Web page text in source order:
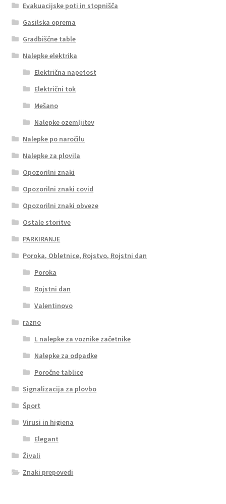
Evakuacijske poti in stopnišča
Gasilska oprema
Gradbiščne table
Nalepke elektrika
Električna napetost
Električni tok
Mešano
Nalepke ozemljitev
Nalepke po naročilu
Nalepke za plovila
Opozorilni znaki
Opozorilni znaki covid
Opozorilni znaki obveze
Ostale storitve
PARKIRANJE
Poroka, Obletnice, Rojstvo, Rojstni dan
Poroka
Rojstni dan
Valentinovo
razno
L nalepke za voznike začetnike
Nalepke za odpadke
Poročne tablice
Signalizacija za plovbo
Šport
Virusi in higiena
Elegant
Živali
Znaki prepovedi